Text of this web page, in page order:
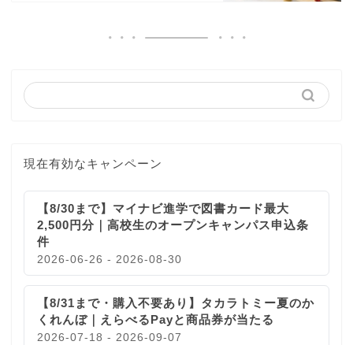
現在有効なキャンペーン
【8/30まで】マイナビ進学で図書カード最大
2,500円分｜高校生のオープンキャンパス申込条
件
2026-06-26 - 2026-08-30
【8/31まで・購入不要あり】タカラトミー夏のか
くれんぼ｜えらべるPayと商品券が当たる
2026-07-18 - 2026-09-07